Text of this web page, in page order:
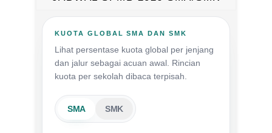
KUOTA GLOBAL SMA DAN SMK
Lihat persentase kuota global per jenjang
dan jalur sebagai acuan awal. Rincian
kuota per sekolah dibaca terpisah.
SMA SMK